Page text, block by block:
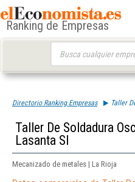
Ranking de Empresas
Directorio Ranking Empresas Taller
Taller De Soldadura
Lasanta Sl
Mecanizado de metales | La Rioja